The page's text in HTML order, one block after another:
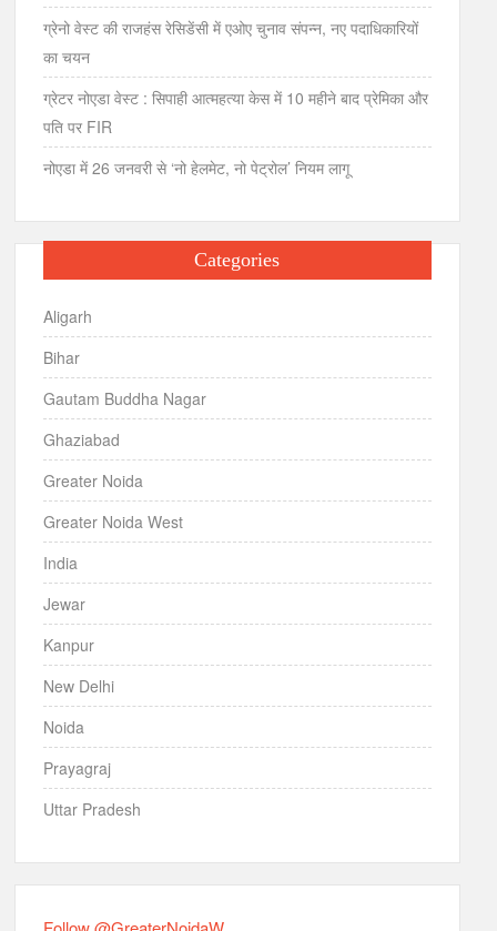
ग्रेनो वेस्ट की राजहंस रेसिडेंसी में एओए चुनाव संपन्न, नए पदाधिकारियों
का चयन
ग्रेटर नोएडा वेस्ट : सिपाही आत्महत्या केस में 10 महीने बाद प्रेमिका और
पति पर FIR
नोएडा में 26 जनवरी से ‘नो हेलमेट, नो पेट्रोल’ नियम लागू
Categories
Aligarh
Bihar
Gautam Buddha Nagar
Ghaziabad
Greater Noida
Greater Noida West
India
Jewar
Kanpur
New Delhi
Noida
Prayagraj
Uttar Pradesh